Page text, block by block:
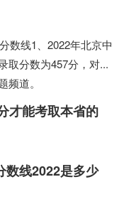
数线1、2022年北京中
取分数为457分，对...
道。
才能考取本省的
数线2022是多少